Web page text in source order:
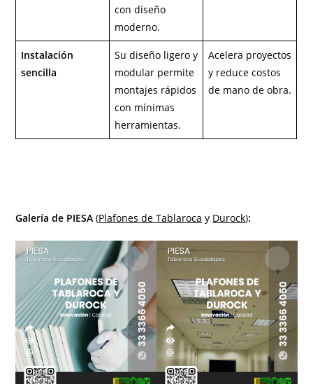
con diseño
moderno.
Instalación
sencilla
Su diseño ligero y
modular permite
montajes rápidos
con mínimas
herramientas.
Acelera proyectos
y reduce costos
de mano de obra.
Galería de PIESA(Plafones de Tablaroca y Durock):